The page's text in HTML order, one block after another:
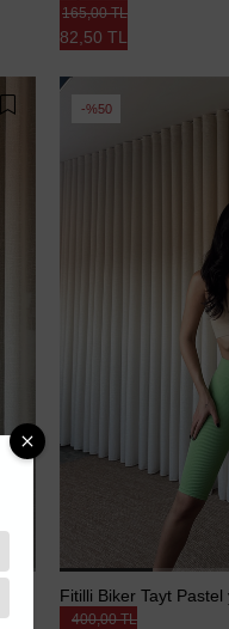
82,50 TL
165,00 TL
%50
Fitilli Biker Tayt
400,00 TL